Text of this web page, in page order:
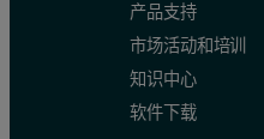
产品支持
市场活动和培训
知识中心
软件下载